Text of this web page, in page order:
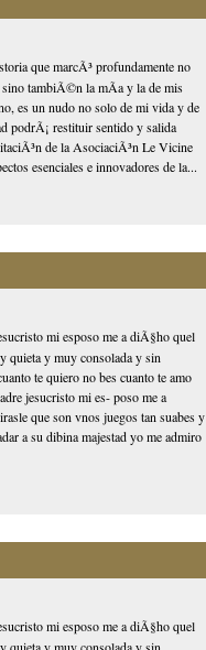
que marcÃ³ profundamente no
sino tambiÃ©n la mÃ­a y la de mis
es un nudo no solo de mi vida y de
podrÃ¡ restituir sentido y salida
de la AsociaciÃ³n Le Vicine
esenciales e innovadores de la...
mi esposo me a diÃ§ho quel
quieta y muy consolada y sin
te quiero no bes cuanto te amo
jesucristo mi es- poso me a
que son vnos juegos tan suabes y
a su dibina majestad yo me admiro
mi esposo me a diÃ§ho quel